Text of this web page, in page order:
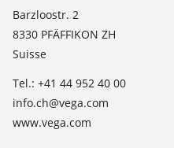
TeamViewer
News
Presse
Barzloostr. 2
8330 PFÄFFIKON ZH
Suisse
Tel.: +41 44 952 40 00
info.ch@vega.com
www.vega.com